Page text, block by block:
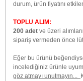
durum, ürün fiyatını
TOPLU ALIM:
200 adet ve üzeri
sipariş vermeden önce
Eğer bu ürünü
incelediğiniz ürünle
göz atmayı unutmayın...